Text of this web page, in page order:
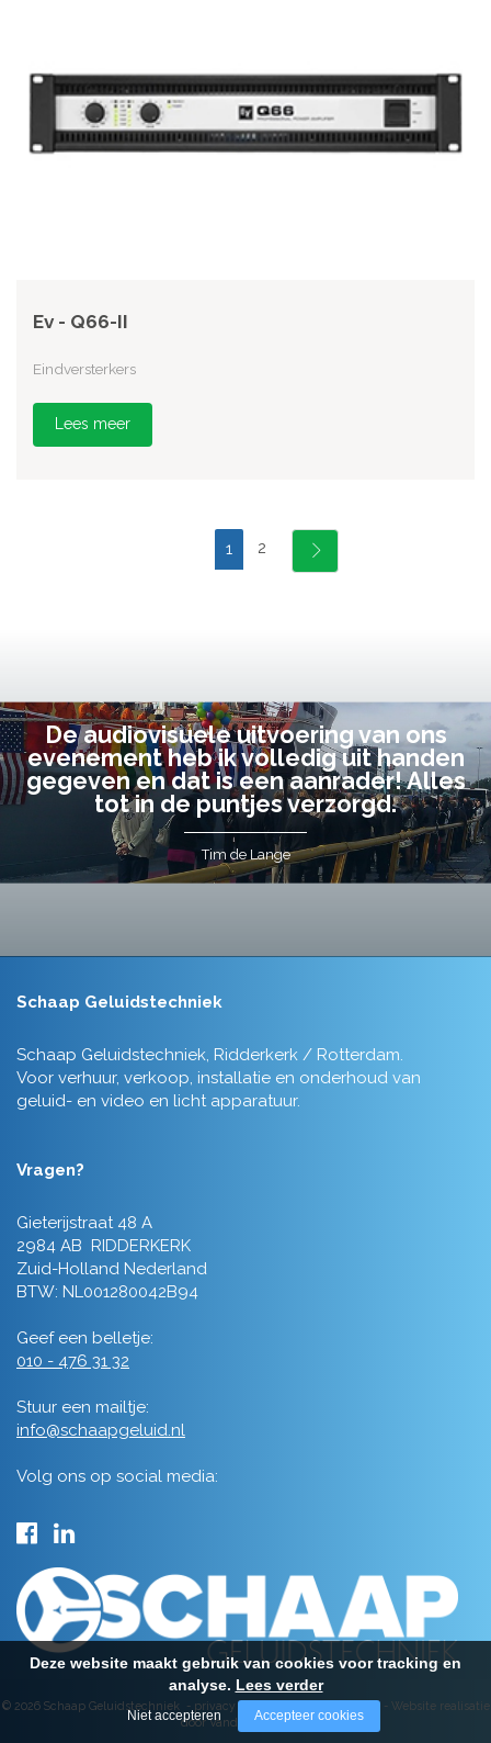
Ev - Q66-II
Eindversterkers
Lees meer
1 2
De audiovisuele uitvoering van ons
evenement heb ik volledig uit handen
gegeven en dat is een aanrader! Alles
tot in de puntjes verzorgd.
Tim de Lange
Schaap Geluidstechniek
Schaap Geluidstechniek, Ridderkerk / Rotterdam.
Voor verhuur, verkoop, installatie en onderhoud van
geluid- en video en licht apparatuur.
Vragen?
Gieterijstraat 48 A
2984 AB RIDDERKERK
Zuid-Holland Nederland
BTW: NL001280042B94
Geef een belletje:
010 - 476 31 32
Stuur een mailtje:
info@schaapgeluid.nl
Volg ons op social media:
© 2026 Schaap Geluidstechniek - privacy - algemene voorwaarden- Website realisatie
door Vanderperk Groep
Deze website maakt gebruik van cookies voor tracking en
analyse. Lees verder
Niet accepteren Accepteer cookies